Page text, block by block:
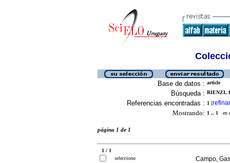
Base de datos : article
Búsqueda : RIENZI,
Referencias encontradas : 1 [refinar
Mostrando: 1 .. 1 en
página 1 de 1
1 / 1
selecciona
Campo,